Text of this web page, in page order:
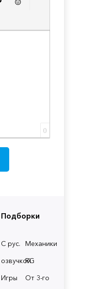
Подборки
С рус.
озвучкой
Механики
RG
Игры
От 3-го
текста
спойлера
0